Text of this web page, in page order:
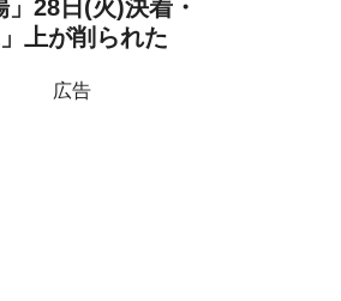
」28日(火)決着・
上が削られた
広告